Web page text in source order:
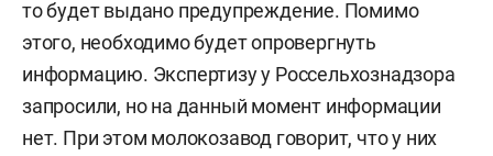
то будет выдано предупреждение. Помимо
этого, необходимо будет опровергнуть
информацию. Экспертизу у Россельхознадзора
запросили, но на данный момент информации
нет. При этом молокозавод говорит, что у них